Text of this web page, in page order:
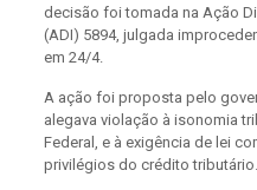
decisão foi tomada na Ação
(ADI) 5894, julgada
em 24/4.
A ação foi proposta pelo
alegava violação à isonomia
Federal, e à exigência de lei
privilégios do crédito tributário.